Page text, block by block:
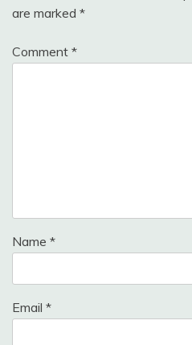
are marked *
Comment *
Name *
Email *